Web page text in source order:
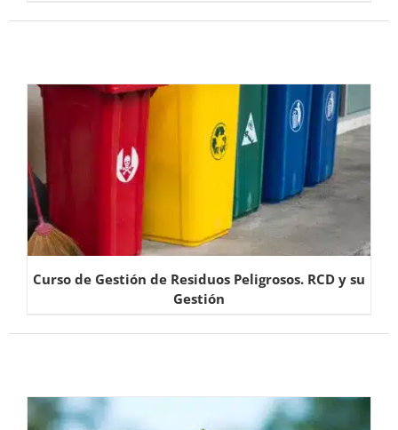
Curso de Gestión de Residuos Peligrosos. RCD y su
Gestión